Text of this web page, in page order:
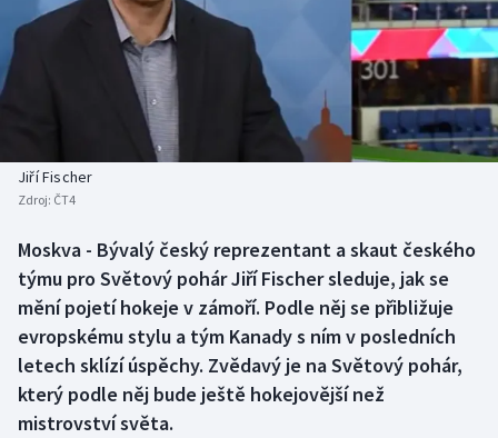
Americký fotbal
Baseball a softbal
Basketbal
Boby a skeleton
Box
Curling
NEPŘEHLÉDNĚTE
Historické návraty
Aplikace ČT sport
Jiří Fischer
Zdroj: ČT4
Moskva - Bývalý český reprezentant a skaut českého
týmu pro Světový pohár Jiří Fischer sleduje, jak se
mění pojetí hokeje v zámoří. Podle něj se přibližuje
evropskému stylu a tým Kanady s ním v posledních
letech sklízí úspěchy. Zvědavý je na Světový pohár,
který podle něj bude ještě hokejovější než
mistrovství světa.